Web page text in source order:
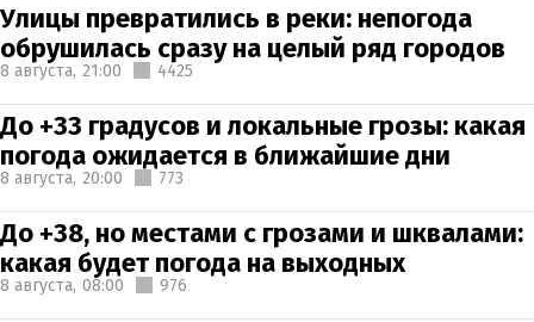
Улицы превратились в реки: непогода
обрушилась сразу на целый ряд городов
8 августа, 21:00 4425
До +33 градусов и локальные грозы: какая
погода ожидается в ближайшие дни
8 августа, 20:00 773
До +38, но местами с грозами и шквалами:
какая будет погода на выходных
8 августа, 08:00 976